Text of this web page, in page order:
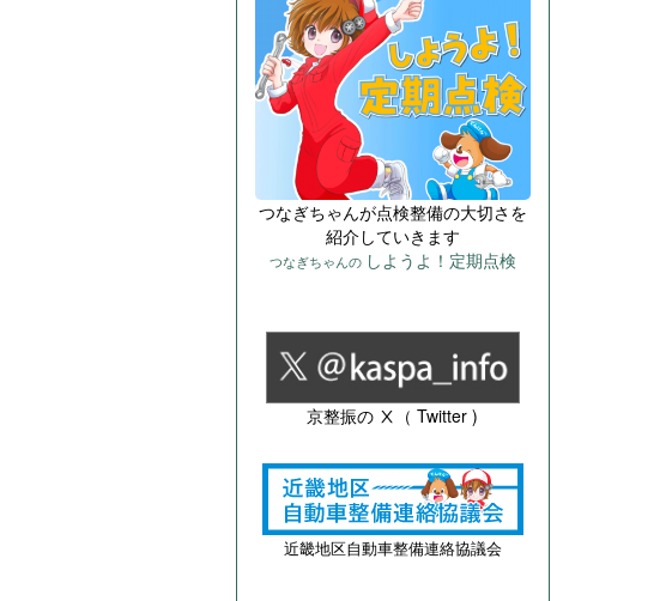
つなぎちゃんが点検整備の大切さを
紹介していきます
つなぎちゃんの しようよ！定期点検
京整振の Ⅹ（ Twitter )
近畿地区自動車整備連絡協議会